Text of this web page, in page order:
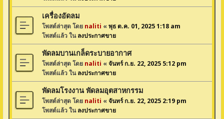
เครื่องอัดลม
โพสต์ล่าสุด โดย naliti «พุธ ต.ค. 01, 2025 1:18 am
โพสต์แล้ว ในลงประกาศขาย
พัดลมบานเกล็ดระบายอากาศ
โพสต์ล่าสุด โดย naliti «จันทร์ ก.ย. 22, 2025 5:12 pm
โพสต์แล้ว ในลงประกาศขาย
พัดลมโรงงาน พัดลมอุตสาหกรรม
โพสต์ล่าสุด โดย naliti «จันทร์ ก.ย. 22, 2025 2:19 pm
โพสต์แล้ว ในลงประกาศขาย